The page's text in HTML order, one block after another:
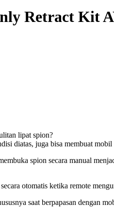
Retract Kit
lipat spion?
diatas, juga bisa membuat
spion secara manual
otomatis ketika remote
saat berpapasan dengan